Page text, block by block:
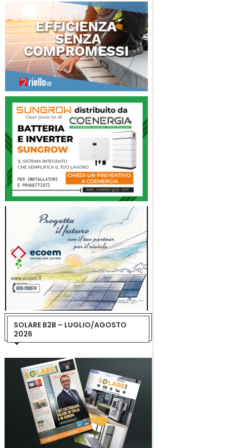
SOLARE B2B – LUGLIO/AGOSTO
2026